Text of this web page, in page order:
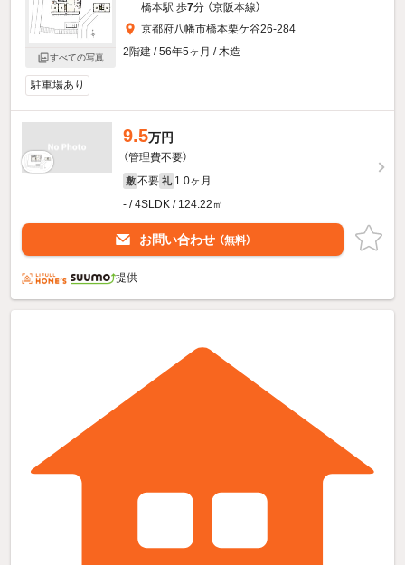
すべての写真
橋本駅 歩7分 （京阪本線）
京都府八幡市橋本栗ケ谷26-284
2階建 / 56年5ヶ月 / 木造
駐車場あり
9.5万円
（管理費不要）
敷 不要 礼 1.0ヶ月
- / 4SLDK / 124.22㎡
お問い合わせ （無料）
提供